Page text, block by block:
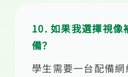
10. 如果我選擇視像
備？
學生需要一台配備